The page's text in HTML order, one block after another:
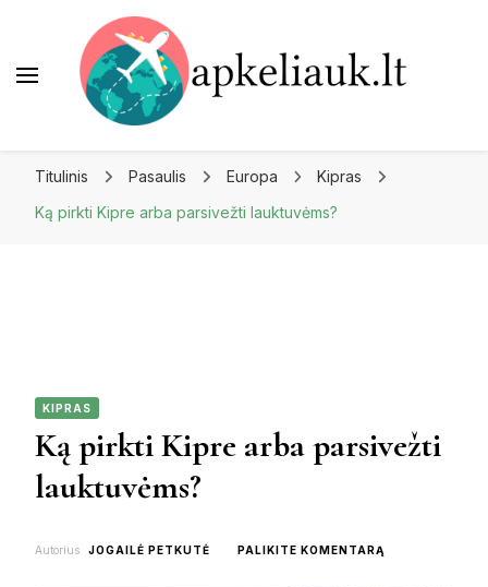
Titulinis Pasaulis Europa
Kipras
Ką pirkti Kipre arba parsivežti lauktuvėms?
KIPRAS
Ką pirkti Kipre arba parsivežti
lauktuvėms?
Autorius JOGAILĖ PETKUTĖ PALIKITE KOMENTARĄ